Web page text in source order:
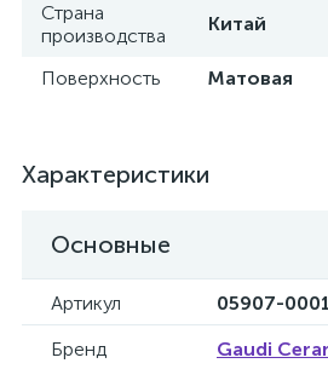
Страна
производства
Китай
Поверхность Матовая
Характеристики
Основные
Артикул
05907-
Бренд
Gaudi